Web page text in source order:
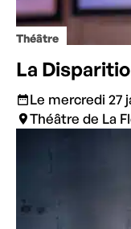
Théâtre
La
Le mercredi 27
Théâtre de La